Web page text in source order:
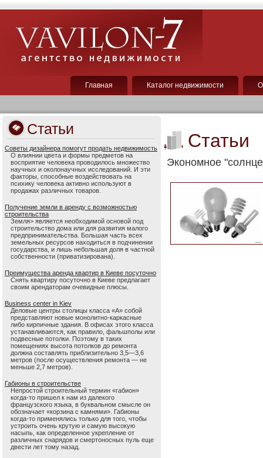
Главная Каталог недвижимости
Статьи
Советы дизайнера помогут продать недвижимость
О влиянии цвета и формы предметов на
восприятие человека проводилось множество
научных и околонаучных исследований. И эти
факторы, способные воздействовать на
психику человека активно используют в
продажах различных товаров.
Получение земли в аренду с возможностью
строительства
Земля> является необходимой основой под
строительство дома или для развития малого
предпринимательства. Большая часть всех
земельных ресурсов находиться в подчинении
государства, и лишь небольшая доля в частной
собственности (приватизирована).
Преимущества аренда квартир в Киеве посуточно
Снять квартиру посуточно в Киеве предлагает
своим арендаторам очевидные плюсы.
Business center in Kiev
Деловые центры столицы класса «А» собой
представляют новые монолитно-каркасные
либо кирпичные здания. В офисах этого класса
устанавливаются, как правило, фальшполы или
подвесные потолки. Поэтому в таких
помещениях высота потолков до ремонта
должна составлять приблизительно 3,5—3,6
метров (после осуществления ремонта — не
меньше 2,7 метров).
Габионы в строительстве
Непростой строительный термин «габион»
когда-то пришел к нам из далекого
французского языка, в буквальном смысле он
обозначает «корзина с камнями». Габионы
когда-то применялись только для того, чтобы
устроить очень крутую и самую высокую
насыпь, как определенное укрепление от
различных снарядов и смертоносных пуль еще
двести лет тому назад.
Статьи
Экономное